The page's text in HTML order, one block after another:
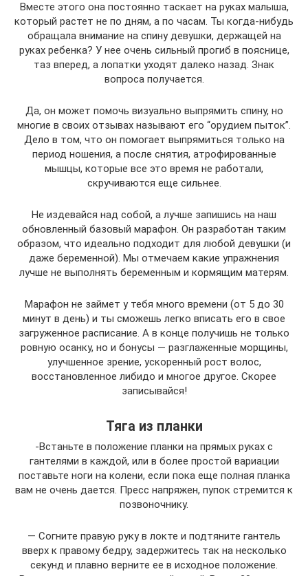
Вместе этого она постоянно таскает на руках малыша,
который растет не по дням, а по часам. Ты когда-нибудь
обращала внимание на спину девушки, держащей на
руках ребенка? У нее очень сильный прогиб в пояснице,
таз вперед, а лопатки уходят далеко назад. Знак
вопроса получается.
Да, он может помочь визуально выпрямить спину, но
многие в своих отзывах называют его “орудием пыток”.
Дело в том, что он помогает выпрямиться только на
период ношения, а после снятия, атрофированные
мышцы, которые все это время не работали,
скручиваются еще сильнее.
Не издевайся над собой, а лучше запишись на наш
обновленный базовый марафон. Он разработан таким
образом, что идеально подходит для любой девушки (и
даже беременной). Мы отмечаем какие упражнения
лучше не выполнять беременным и кормящим матерям.
Марафон не займет у тебя много времени (от 5 до 30
минут в день) и ты сможешь легко вписать его в свое
загруженное расписание. А в конце получишь не только
ровную осанку, но и бонусы — разглаженные морщины,
улучшенное зрение, ускоренный рост волос,
восстановленное либидо и многое другое. Скорее
записывайся!
Тяга из планки
-Встаньте в положение планки на прямых руках с
гантелями в каждой, или в более простой вариации
поставьте ноги на колени, если пока еще полная планка
вам не очень дается. Пресс напряжен, пупок стремится к
позвоночнику.
— Согните правую руку в локте и подтяните гантель
вверх к правому бедру, задержитесь так на несколько
секунд и плавно верните ее в исходное положение.